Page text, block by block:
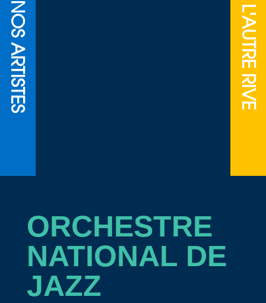
NOS ARTISTES L'AUTRE RIVE
ORCHESTRE
NATIONAL DE
JAZZ